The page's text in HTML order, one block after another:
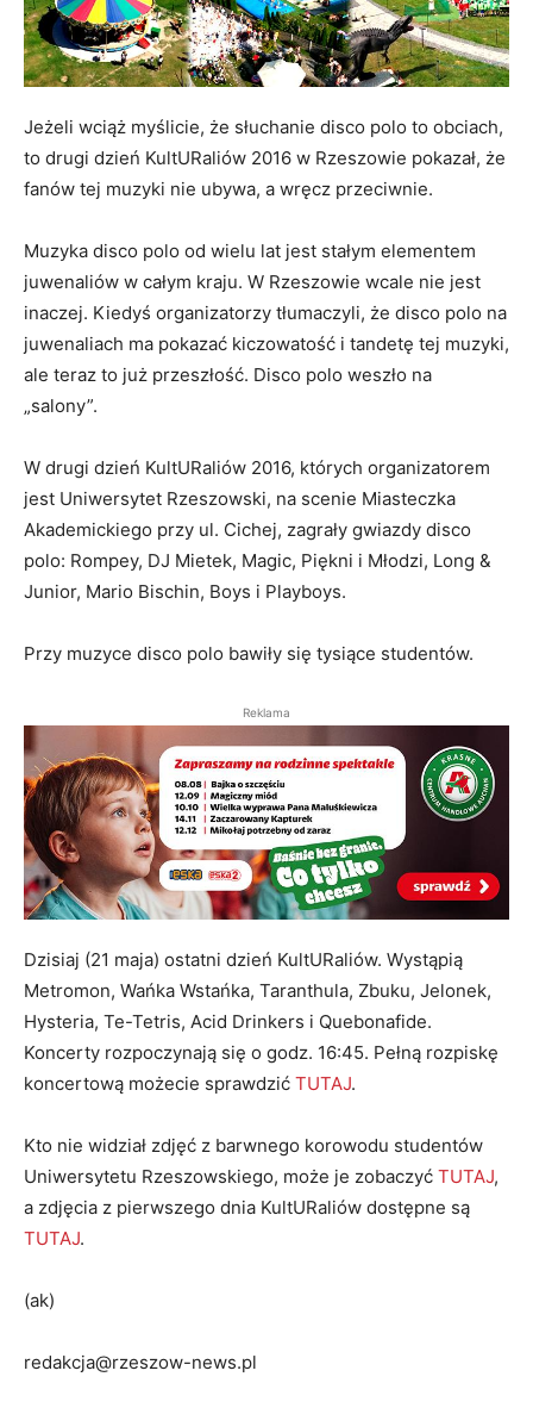
Jeżeli wciąż myślicie, że słuchanie disco polo to obciach,
to drugi dzień KultURaliów 2016 w Rzeszowie pokazał, że
fanów tej muzyki nie ubywa, a wręcz przeciwnie.
Muzyka disco polo od wielu lat jest stałym elementem
juwenaliów w całym kraju. W Rzeszowie wcale nie jest
inaczej. Kiedyś organizatorzy tłumaczyli, że disco polo na
juwenaliach ma pokazać kiczowatość i tandetę tej muzyki,
ale teraz to już przeszłość. Disco polo weszło na
„salony”.
W drugi dzień KultURaliów 2016, których organizatorem
jest Uniwersytet Rzeszowski, na scenie Miasteczka
Akademickiego przy ul. Cichej, zagrały gwiazdy disco
polo: Rompey, DJ Mietek, Magic, Piękni i Młodzi, Long &
Junior, Mario Bischin, Boys i Playboys.
Przy muzyce disco polo bawiły się tysiące studentów.
Reklama
Dzisiaj (21 maja) ostatni dzień KultURaliów. Wystąpią
Metromon, Wańka Wstańka, Taranthula, Zbuku, Jelonek,
Hysteria, Te-Tetris, Acid Drinkers i Quebonafide.
Koncerty rozpoczynają się o godz. 16:45. Pełną rozpiskę
koncertową możecie sprawdzić TUTAJ.
Kto nie widział zdjęć z barwnego korowodu studentów
Uniwersytetu Rzeszowskiego, może je zobaczyć TUTAJ,
a zdjęcia z pierwszego dnia KultURaliów dostępne są
TUTAJ.
(ak)
redakcja@rzeszow-news.pl